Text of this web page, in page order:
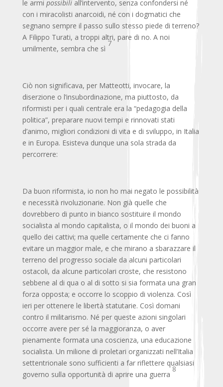
le armi possibiliall’intervento, senza confondersi né
con i miracolisti anarcoidi, né con i dogmatici che
segnano sempre il passo sullo stesso piede di terreno?
A Filippo Turati, a troppi altri, pare di no. A noi
umilmente, sembra che sì
7
Ciò non significava, per Matteotti, invocare, la
diserzione o l’insubordinazione, ma piuttosto, da
riformisti per i quali centrale era la “pedagogia della
politica”, preparare nuovi tempi e rinnovati stati
d’animo, migliori condizioni di vita e di sviluppo, in Italia
e in Europa. Esisteva dunque una sola strada da
percorrere:
Da buon riformista, io non ho mai negato le possibilità
e necessità rivoluzionarie. Non già quelle che
dovrebbero di punto in bianco sostituire il mondo
socialista al mondo capitalista, o il mondo dei buoni a
quello dei cattivi; ma quelle certamente che ci fanno
evitare un maggior male, e che mirano a sbarazzare il
terreno del progresso sociale da alcuni particolari
ostacoli, da alcune particolari croste, che resistono
sebbene al di qua o al di sotto si sia formata una gran
forza opposta; e occorre lo scoppio di violenza. Così
ieri per ottenere le libertà statutarie. Così domani
contro il militarismo. Né per queste azioni singolari
occorre avere per sé la maggioranza, o aver
pienamente formata una coscienza, una educazione
socialista. Un milione di proletari organizzati nell’Italia
settentrionale sono sufficienti a far riflettere qualsiasi
governo sulla opportunità di aprire una guerra
8